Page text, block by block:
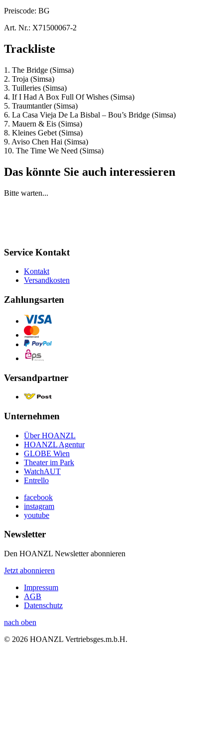
Preiscode: BG
Art. Nr.: X71500067-2
Trackliste
1. The Bridge (Simsa)
2. Troja (Simsa)
3. Tuilleries (Simsa)
4. If I Had A Box Full Of Wishes (Simsa)
5. Traumtantler (Simsa)
6. La Casa Vieja De La Bisbal – Bou’s Bridge (Simsa)
7. Mauern & Eis (Simsa)
8. Kleines Gebet (Simsa)
9. Aviso Chen Hai (Simsa)
10. The Time We Need (Simsa)
Das könnte Sie auch interessieren
Bitte warten...
Service Kontakt
Kontakt
Versandkosten
Zahlungsarten
Versandpartner
Unternehmen
Über HOANZL
HOANZL Agentur
GLOBE Wien
Theater im Park
WatchAUT
Entrello
facebook
instagram
youtube
Newsletter
Den HOANZL Newsletter abonnieren
Jetzt abonnieren
Impressum
AGB
Datenschutz
nach oben
© 2026 HOANZL Vertriebsges.m.b.H.